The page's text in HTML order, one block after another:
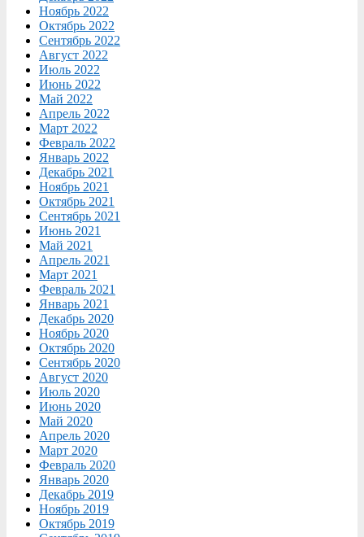
Ноябрь 2022
Октябрь 2022
Сентябрь 2022
Август 2022
Июль 2022
Июнь 2022
Май 2022
Апрель 2022
Март 2022
Февраль 2022
Январь 2022
Декабрь 2021
Ноябрь 2021
Октябрь 2021
Сентябрь 2021
Июнь 2021
Май 2021
Апрель 2021
Март 2021
Февраль 2021
Январь 2021
Декабрь 2020
Ноябрь 2020
Октябрь 2020
Сентябрь 2020
Август 2020
Июль 2020
Июнь 2020
Май 2020
Апрель 2020
Март 2020
Февраль 2020
Январь 2020
Декабрь 2019
Ноябрь 2019
Октябрь 2019